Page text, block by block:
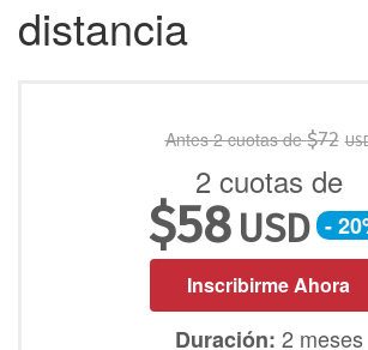
distancia
Antes 2 cuotas de$72
2 cuotas de
$58 USD -
Inscribirme Ahora
Duración: 2 meses